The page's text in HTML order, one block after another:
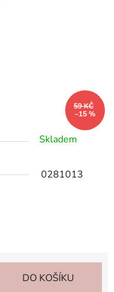
Skladem
0281013
DO KOŠÍKU
59 KČ
–15 %